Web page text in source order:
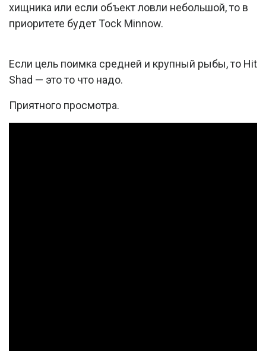
хищника или если объект ловли небольшой, то в
приоритете будет Tock Minnow.
Если цель поимка средней и крупный рыбы, то Hit
Shad — это то что надо.
Приятного просмотра.